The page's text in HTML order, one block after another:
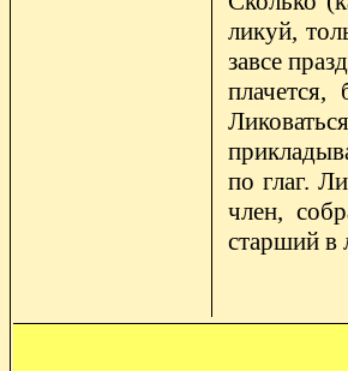
ликуй,
завсе
по глаг.
член,
старший в